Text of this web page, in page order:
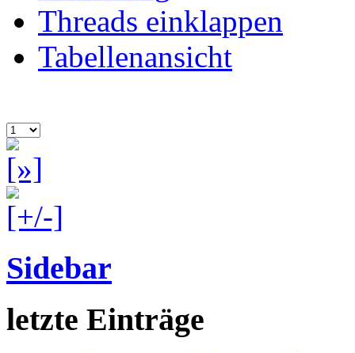
Threads einklappen
Tabellenansicht
Sidebar
letzte Einträge